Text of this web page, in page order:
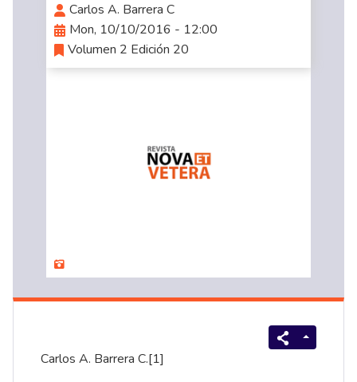
Carlos A. Barrera C
Mon, 10/10/2016 - 12:00
Volumen 2 Edición 20
Carlos A. Barrera C.[1]